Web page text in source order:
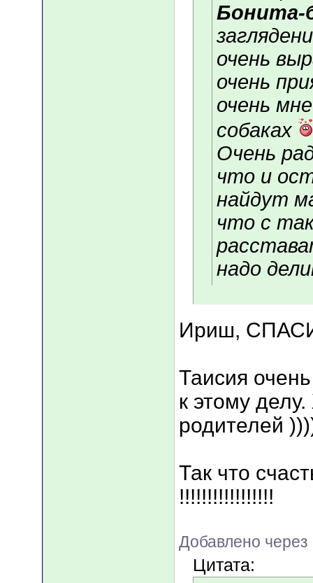
Бонита-
очень
очень
очень
собаках
Очень
что и
найдут
что с
надо
Ириш,
Таисия
к этому
родителей
Так что
!!!!!!!!!!!!!!!!!
Добавлено через
Цитата: